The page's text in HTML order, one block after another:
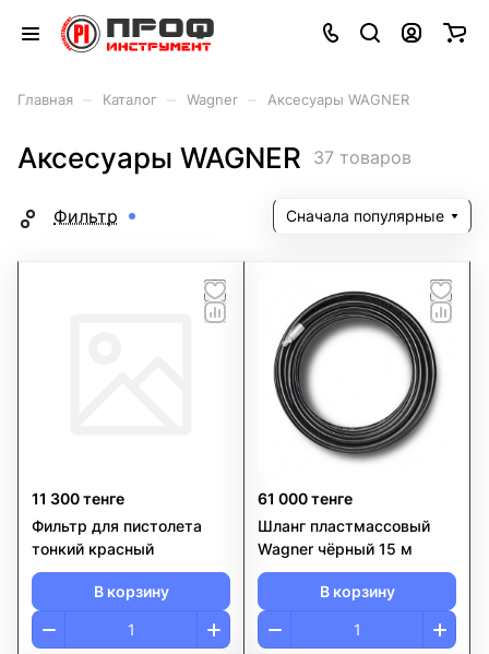
Главная Каталог Wagner Аксесуары WAGNER
Аксесуары WAGNER 37 товаров
Фильтр Сначала популярные
11 300 тенге
Фильтр для пистолета
тонкий красный
В корзину
61 000 тенге
Шланг пластмассовый
Wagner чёрный 15 м
В корзину